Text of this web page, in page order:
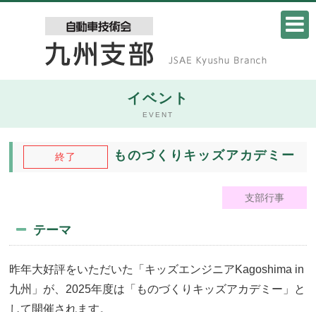
イベント
EVENT
終了 ものづくりキッズアカデミー
支部行事
テーマ
昨年大好評をいただいた「キッズエンジニアKagoshima in
九州」が、2025年度は「ものづくりキッズアカデミー」と
して開催されます。